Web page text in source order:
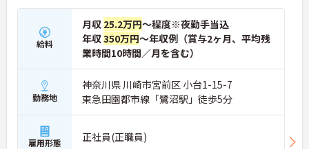
給料
月収 25.2万円～程度※夜勤手当込
年収350万円～年収例（賞与2ヶ月、平均残
業時間10時間／月を含む）
勤務地
神奈川県 川崎市宮前区 小台1-15-7
東急田園都市線「鷺沼駅」徒歩5分
雇用形態 正社員(正職員)